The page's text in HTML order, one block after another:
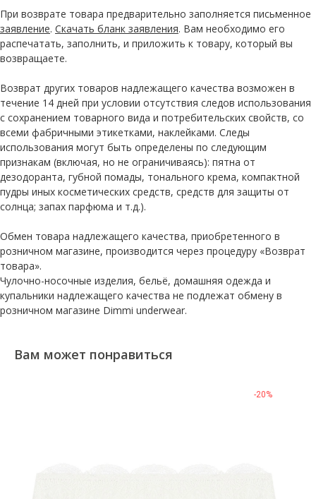
При возврате товара предварительно заполняется письменное
заявление. Скачать бланк заявления. Вам необходимо его
распечатать, заполнить, и приложить к товару, который вы
возвращаете.
Возврат других товаров надлежащего качества возможен в
течение 14 дней при условии отсутствия следов использования
с сохранением товарного вида и потребительских свойств, со
всеми фабричными этикетками, наклейками. Следы
использования могут быть определены по следующим
признакам (включая, но не ограничиваясь): пятна от
дезодоранта, губной помады, тонального крема, компактной
пудры иных косметических средств, средств для защиты от
солнца; запах парфюма и т.д.).
Обмен товара надлежащего качества, приобретенного в
розничном магазине, производится через процедуру «Возврат
товара».
Чулочно-носочные изделия, бельё, домашняя одежда и
купальники надлежащего качества не подлежат обмену в
розничном магазине Dimmi underwear.
Вам может понравиться
-20%